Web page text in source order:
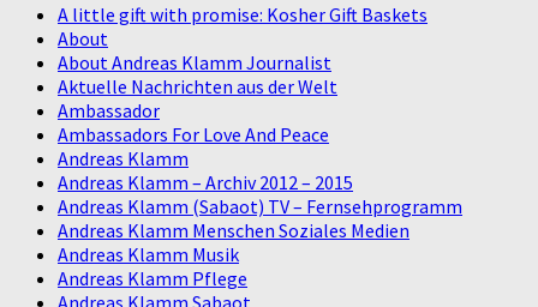
A little gift with promise: Kosher Gift Baskets
About
About Andreas Klamm Journalist
Aktuelle Nachrichten aus der Welt
Ambassador
Ambassadors For Love And Peace
Andreas Klamm
Andreas Klamm – Archiv 2012 – 2015
Andreas Klamm (Sabaot) TV – Fernsehprogramm
Andreas Klamm Menschen Soziales Medien
Andreas Klamm Musik
Andreas Klamm Pflege
Andreas Klamm Sabaot